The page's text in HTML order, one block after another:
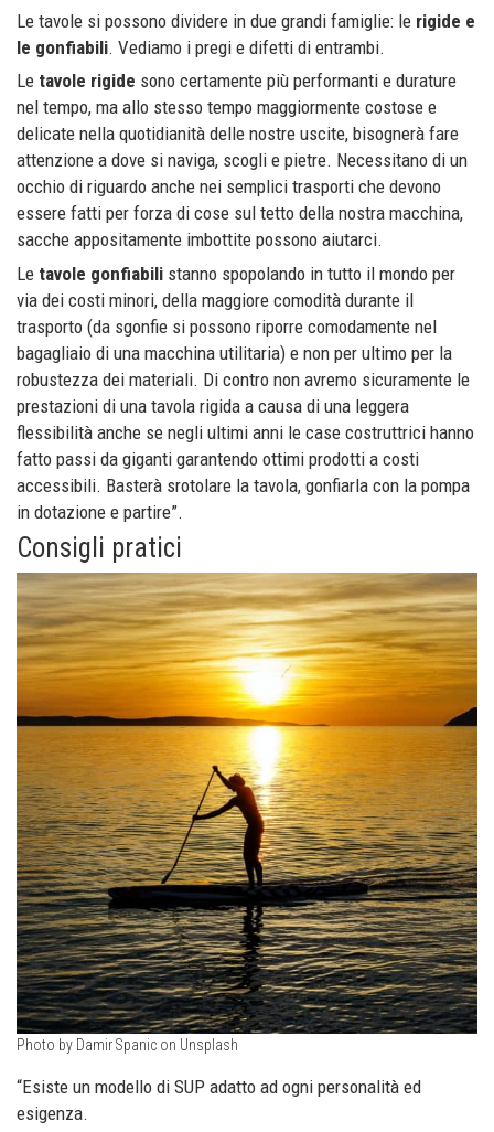
Le tavole si possono dividere in due grandi famiglie: le rigide e
le gonfiabili. Vediamo i pregi e difetti di entrambi.
Le tavole rigide sono certamente più performanti e durature
nel tempo, ma allo stesso tempo maggiormente costose e
delicate nella quotidianità delle nostre uscite, bisognerà fare
attenzione a dove si naviga, scogli e pietre. Necessitano di un
occhio di riguardo anche nei semplici trasporti che devono
essere fatti per forza di cose sul tetto della nostra macchina,
sacche appositamente imbottite possono aiutarci.
Le tavole gonfiabili stanno spopolando in tutto il mondo per
via dei costi minori, della maggiore comodità durante il
trasporto (da sgonfie si possono riporre comodamente nel
bagagliaio di una macchina utilitaria) e non per ultimo per la
robustezza dei materiali. Di contro non avremo sicuramente le
prestazioni di una tavola rigida a causa di una leggera
flessibilità anche se negli ultimi anni le case costruttrici hanno
fatto passi da giganti garantendo ottimi prodotti a costi
accessibili. Basterà srotolare la tavola, gonfiarla con la pompa
in dotazione e partire”.
Consigli pratici
Photo by Damir Spanic on Unsplash
“Esiste un modello di SUP adatto ad ogni personalità ed
esigenza.